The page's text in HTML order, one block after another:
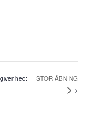
STOR ÅBNING